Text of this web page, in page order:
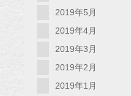
2019年5月
2019年4月
2019年3月
2019年2月
2019年1月